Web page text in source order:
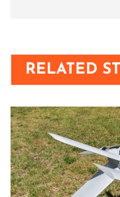
RELATED